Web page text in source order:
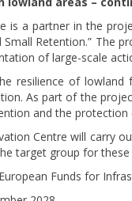
is a partner in the
Retention.” The
of large-scale
resilience of
As part of the
and the
Centre will carry
target group for
Funds for